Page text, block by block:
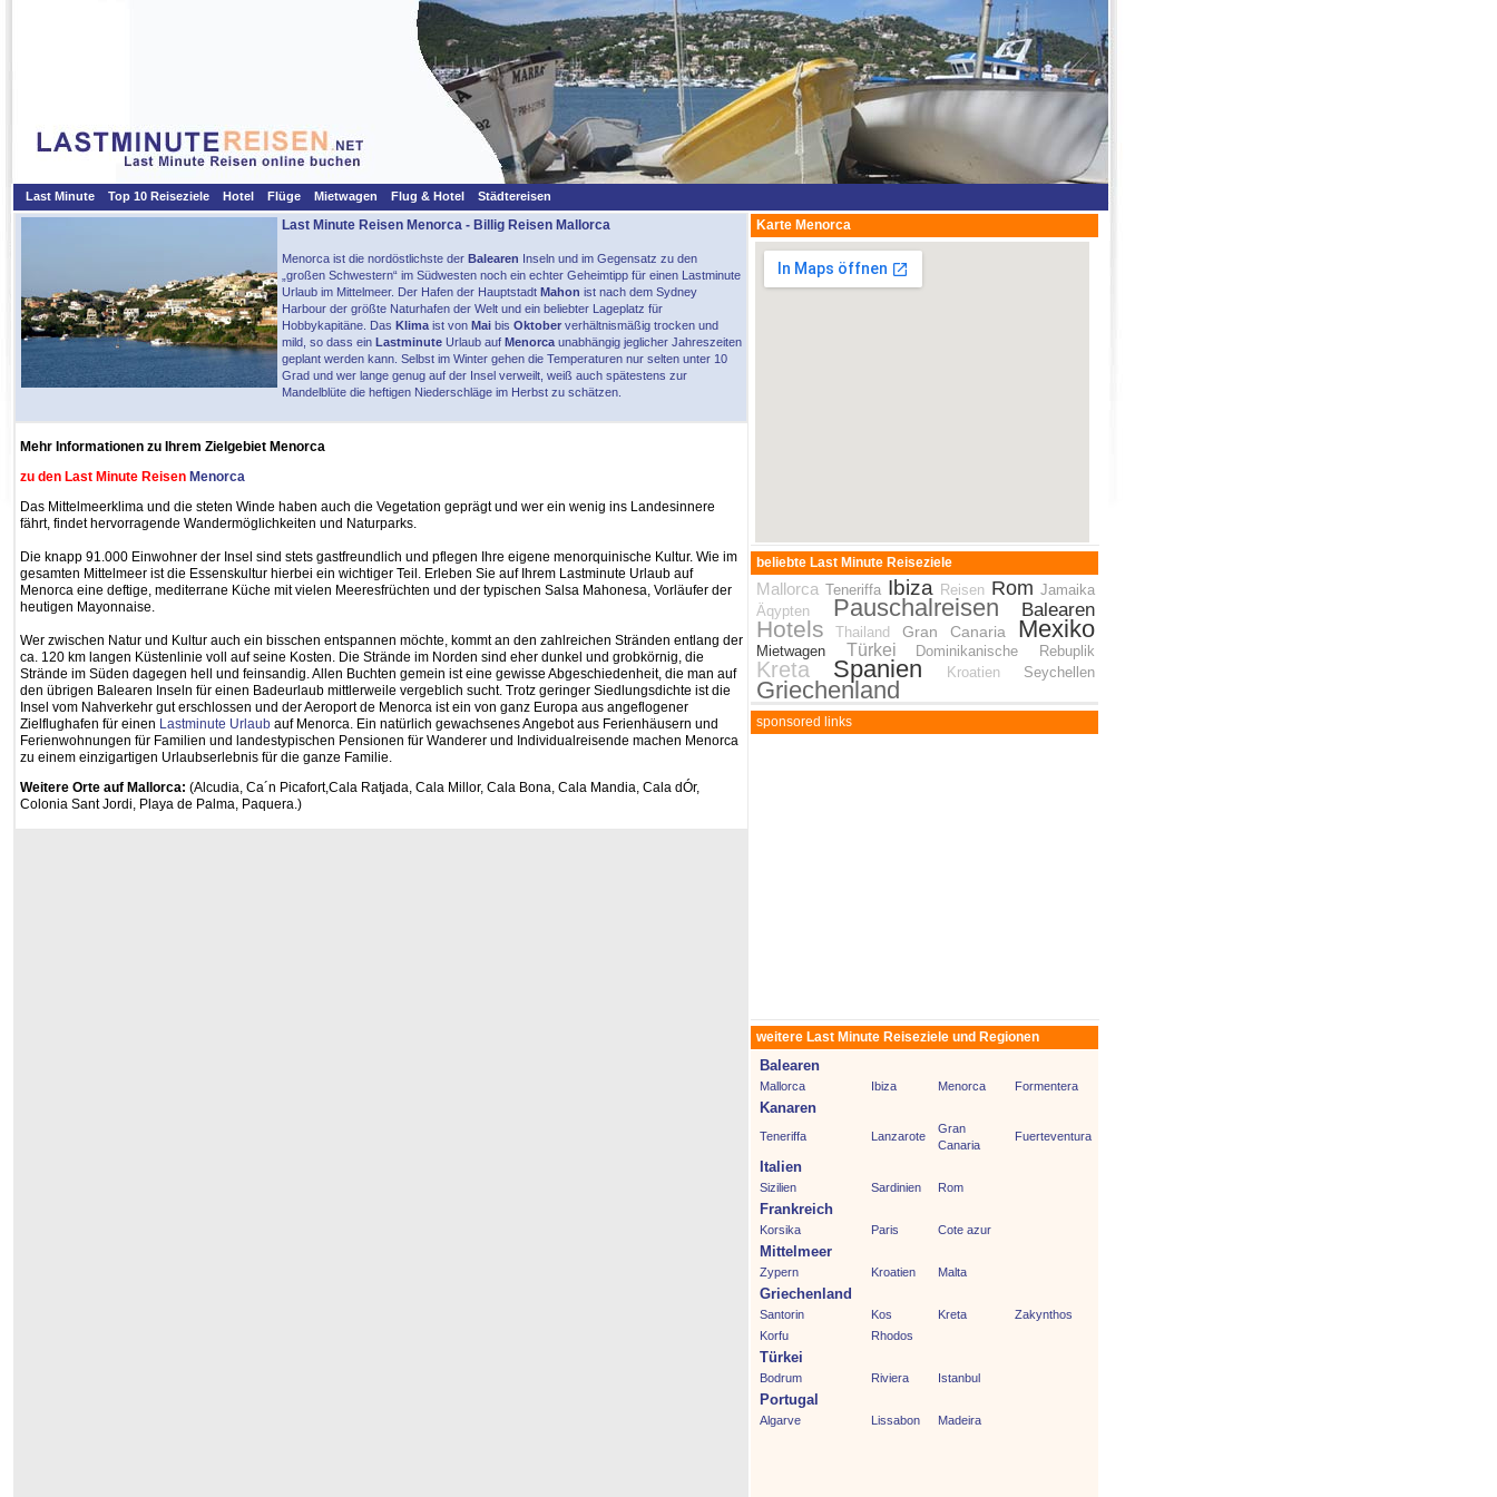
Last Minute Top 10 Reiseziele Hotel Flüge Mietwagen Flug & Hotel Städtereisen
Last Minute Reisen Menorca - Billig Reisen Mallorca
Menorca ist die nordöstlichste der Balearen Inseln und im Gegensatz zu den
„großen Schwestern“ im Südwesten noch ein echter Geheimtipp für einen Lastminute
Urlaub im Mittelmeer. Der Hafen der Hauptstadt Mahon ist nach dem Sydney
Harbour der größte Naturhafen der Welt und ein beliebter Lageplatz für
Hobbykapitäne. Das Klima ist von Mai bis Oktober verhältnismäßig trocken und
mild, so dass ein Lastminute Urlaub auf Menorca unabhängig jeglicher Jahreszeiten
geplant werden kann. Selbst im Winter gehen die Temperaturen nur selten unter 10
Grad und wer lange genug auf der Insel verweilt, weiß auch spätestens zur
Mandelblüte die heftigen Niederschläge im Herbst zu schätzen.
Mehr Informationen zu Ihrem Zielgebiet Menorca
zu den Last Minute Reisen Menorca
Das Mittelmeerklima und die steten Winde haben auch die Vegetation geprägt und wer ein wenig ins Landesinnere
fährt, findet hervorragende Wandermöglichkeiten und Naturparks.
Die knapp 91.000 Einwohner der Insel sind stets gastfreundlich und pflegen Ihre eigene menorquinische Kultur. Wie im
gesamten Mittelmeer ist die Essenskultur hierbei ein wichtiger Teil. Erleben Sie auf Ihrem Lastminute Urlaub auf
Menorca eine deftige, mediterrane Küche mit vielen Meeresfrüchten und der typischen Salsa Mahonesa, Vorläufer der
heutigen Mayonnaise.
Wer zwischen Natur und Kultur auch ein bisschen entspannen möchte, kommt an den zahlreichen Stränden entlang der
ca. 120 km langen Küstenlinie voll auf seine Kosten. Die Strände im Norden sind eher dunkel und grobkörnig, die
Strände im Süden dagegen hell und feinsandig. Allen Buchten gemein ist eine gewisse Abgeschiedenheit, die man auf
den übrigen Balearen Inseln für einen Badeurlaub mittlerweile vergeblich sucht. Trotz geringer Siedlungsdichte ist die
Insel vom Nahverkehr gut erschlossen und der Aeroport de Menorca ist ein von ganz Europa aus angeflogener
Zielflughafen für einen Lastminute Urlaub auf Menorca. Ein natürlich gewachsenes Angebot aus Ferienhäusern und
Ferienwohnungen für Familien und landestypischen Pensionen für Wanderer und Individualreisende machen Menorca
zu einem einzigartigen Urlaubserlebnis für die ganze Familie.
Weitere Orte auf Mallorca: (Alcudia, Ca´n Picafort,Cala Ratjada, Cala Millor, Cala Bona, Cala Mandia, Cala dÓr,
Colonia Sant Jordi, Playa de Palma, Paquera.)
Karte Menorca
beliebte Last Minute Reiseziele
Mallorca Teneriffa Ibiza Reisen Rom Jamaika
Äqypten
Pauschalreisen Balearen
Hotels Thailand Gran Canaria Mexiko
Mietwagen Türkei Dominikanische Rebuplik
Kreta Spanien Kroatien Seychellen
Griechenland
sponsored links
weitere Last Minute Reiseziele und Regionen
Balearen
Mallorca Ibiza Menorca Formentera
Kanaren
Teneriffa Lanzarote
Gran
Canaria
Fuerteventura
Italien
Sizilien Sardinien Rom
Frankreich
Korsika Paris Cote azur
Mittelmeer
Zypern Kroatien Malta
Griechenland
Santorin Kos Kreta
Zakynthos
Korfu
Rhodos
Türkei
Bodrum Riviera Istanbul
Portugal
Algarve Lissabon Madeira